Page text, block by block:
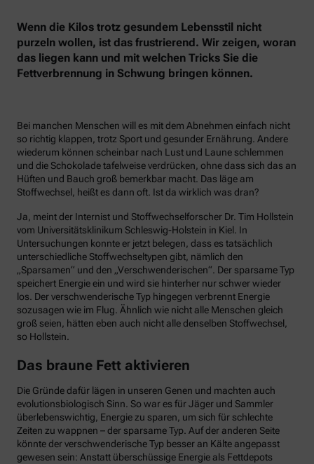
Wenn die Kilos trotz gesundem Lebensstil nicht
purzeln wollen, ist das frustrierend. Wir zeigen, woran
das liegen kann und mit welchen Tricks Sie die
Fettverbrennung in Schwung bringen können.
Bei manchen Menschen will es mit dem Abnehmen einfach nicht
so richtig klappen, trotz Sport und gesunder Ernährung. Andere
wiederum können scheinbar nach Lust und Laune schlemmen
und die Schokolade tafelweise verdrücken, ohne dass sich das an
Hüften und Bauch groß bemerkbar macht. Das läge am
Stoffwechsel, heißt es dann oft. Ist da wirklich was dran?
Ja, meint der Internist und Stoffwechselforscher Dr. Tim Hollstein
vom Universitätsklinikum Schleswig-Holstein in Kiel. In
Untersuchungen konnte er jetzt belegen, dass es tatsächlich
unterschiedliche Stoffwechseltypen gibt, nämlich den
„Sparsamen“ und den „Verschwenderischen“. Der sparsame Typ
speichert Energie ein und wird sie hinterher nur schwer wieder
los. Der verschwenderische Typ hingegen verbrennt Energie
sozusagen wie im Flug. Ähnlich wie nicht alle Menschen gleich
groß seien, hätten eben auch nicht alle denselben Stoffwechsel,
so Hollstein.
Das braune Fett aktivieren
Die Gründe dafür lägen in unseren Genen und machten auch
evolutionsbiologisch Sinn. So war es für Jäger und Sammler
überlebenswichtig, Energie zu sparen, um sich für schlechte
Zeiten zu wappnen – der sparsame Typ. Auf der anderen Seite
könnte der verschwenderische Typ besser an Kälte angepasst
gewesen sein: Anstatt überschüssige Energie als Fettdepots